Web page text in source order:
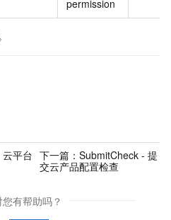
permission
平台 下一篇：SubmitCheck - 提
交云产品配置检查
有帮助吗？